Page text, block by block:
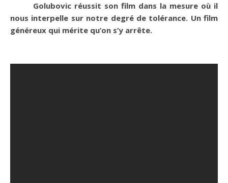
Golubovic réussit son film dans la mesure où il
nous interpelle sur notre degré de tolérance. Un film
généreux qui mérite qu’on s’y arrête.